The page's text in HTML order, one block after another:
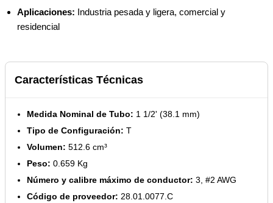
Aplicaciones: Industria pesada y ligera, comercial y
residencial
Características Técnicas
Medida Nominal de Tubo: 1 1/2' (38.1 mm)
Tipo de Configuración: T
Volumen: 512.6 cm³
Peso: 0.659 Kg
Número y calibre máximo de conductor: 3, #2 AWG
Código de proveedor: 28.01.0077.C